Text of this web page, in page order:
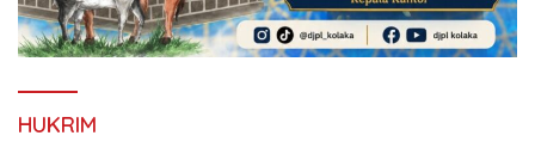
HUKRIM